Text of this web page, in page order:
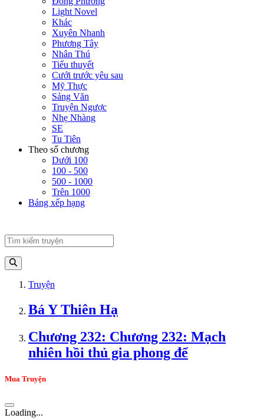
Light Novel
Khác
Xuyên Nhanh
Phương Tây
Nhân Thú
Tiểu thuyết
Cưới trước yêu sau
Mỹ Thực
Sảng Văn
Truyện Ngược
Nhẹ Nhàng
SE
Tu Tiên
Theo số chương
Dưới 100
100 - 500
500 - 1000
Trên 1000
Bảng xếp hạng
Truyện
Bá Y Thiên Hạ
Chương 232: Chương 232: Mạch
nhiên hồi thủ gia phong để
Mua Truyện
Loading...